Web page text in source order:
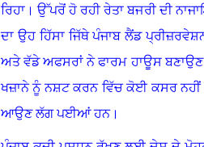
ਰਿਹਾ । ਉੱਪਰੋਂ ਹੋ ਰਹੀ ਰੇਤਾ ਬਜਰੀ ਦੀ
ਦਾ ਉਹ ਹਿੱਸਾ ਜਿੱਥੇ ਪੰਜਾਬ ਲੈਂਡ
ਅਤੇ ਵੱਡੇ ਅਫਸਰਾਂ ਨੇ ਫਾਰਮ ਹਾਊਸ
ਖਜ਼ਾਨੇ ਨੂੰ ਨਸ਼ਟ ਕਰਨ ਵਿੱਚ ਕੋਈ ਕਸਰ ਨਹੀਂ
ਆਉਣ ਲੱਗ ਪਈਆਂ ਹਨ।